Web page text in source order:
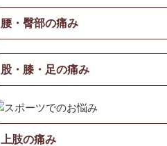
腰・臀部の痛み
股・膝・足の痛み
上肢の痛み